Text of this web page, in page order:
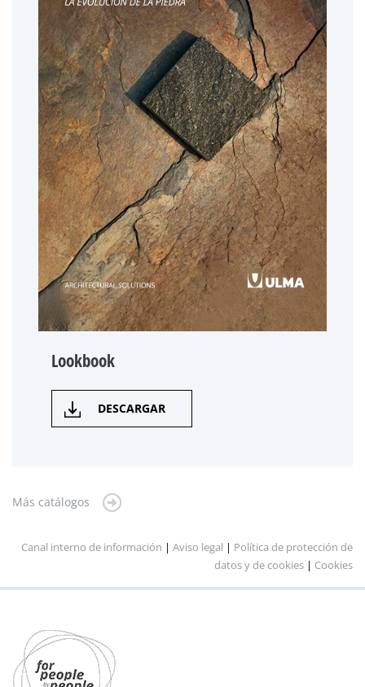
Lookbook
DESCARGAR
Más catálogos
Canal interno de información | Aviso legal | Política de protección de
datos y de cookies | Cookies